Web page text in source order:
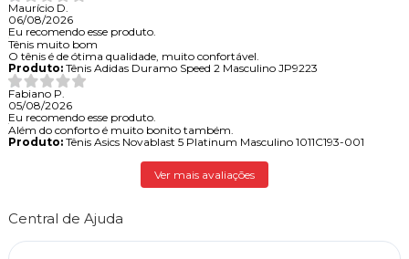
Maurício D.
06/08/2026
Eu recomendo esse produto.
Tênis muito bom
O tênis é de ótima qualidade, muito confortável.
Produto:Tênis Adidas Duramo Speed 2 Masculino JP9223
Fabiano P.
05/08/2026
Eu recomendo esse produto.
Além do conforto é muito bonito também.
Produto:Tênis Asics Novablast 5 Platinum Masculino 1011C193-001
Ver mais avaliações
Central de Ajuda